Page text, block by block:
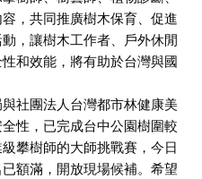
，共同推廣樹木保育、促進
，讓樹木工作者、戶外休閒
和效能，將有助於台灣與國
社團法人台灣都市林健康美
性，已完成台中公園樹圍較
攀樹師的大師挑戰賽，今日
額滿，開放現場候補。希望